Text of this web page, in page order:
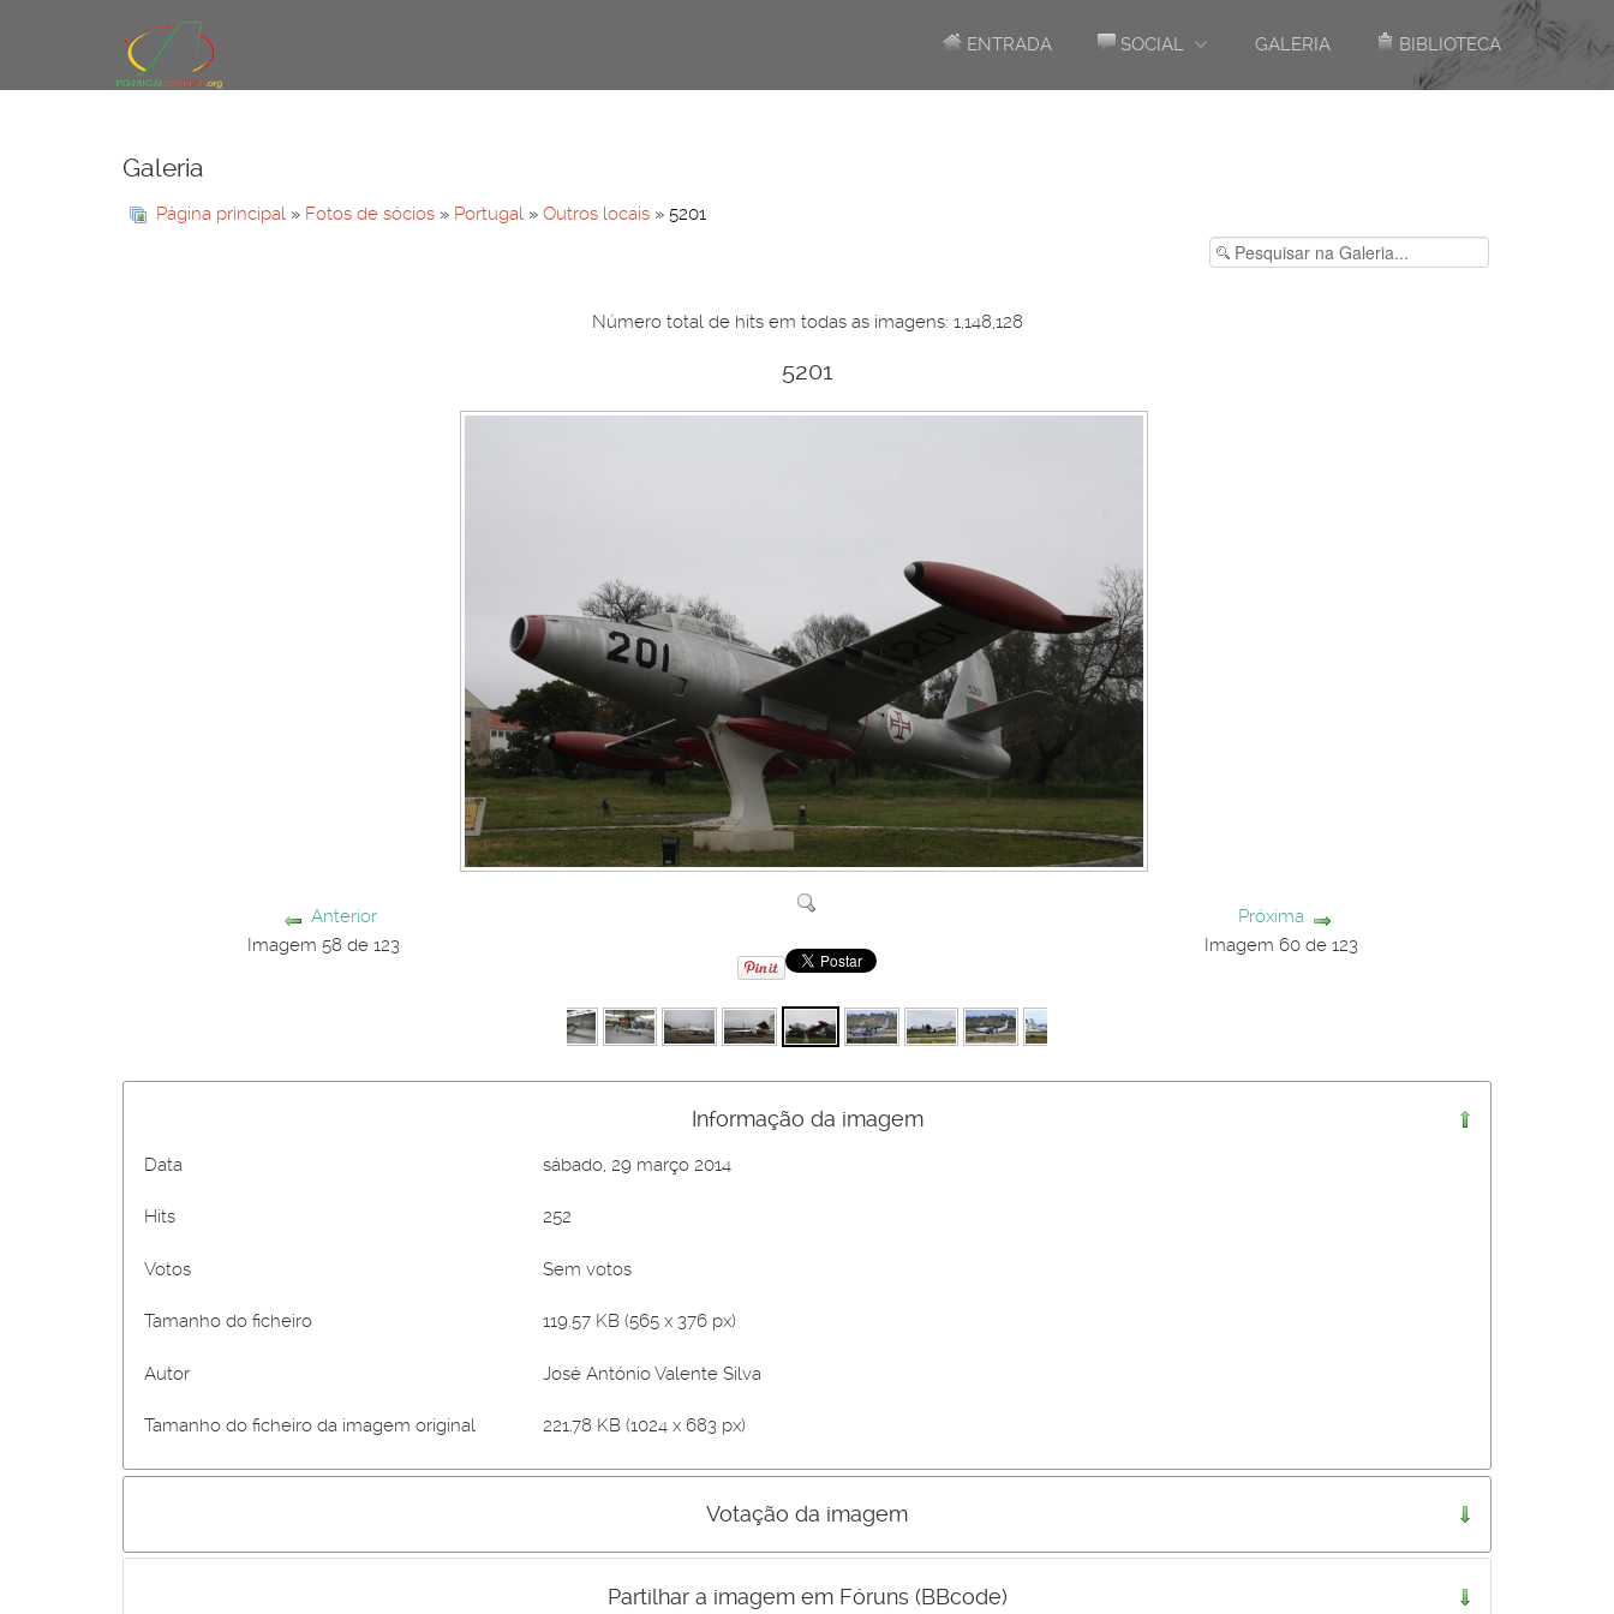
ENTRADA SOCIAL GALERIA BIBLIOTECA
Galeria
Página principal » Fotos de sócios » Portugal » Outros locais » 5201
Número total de hits em todas as imagens: 1,148,128
5201
Anterior
Imagem 58 de 123
Próxima
Imagem 60 de 123
Informação da imagem
Data sábado, 29 março 2014
Hits 252
Votos Sem votos
Tamanho do ficheiro 119.57 KB (565 x 376 px)
Autor José António Valente Silva
Tamanho do ficheiro da imagem original 221.78 KB (1024 x 683 px)
Votação da imagem
Mau Bom
Partilhar a imagem em Fóruns (BBcode)